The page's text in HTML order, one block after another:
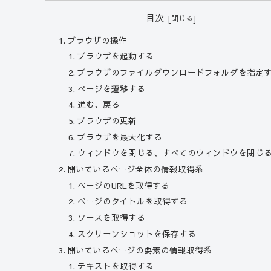
目次
ブラウザの操作
ブラウザを起動する
ブラウザのファイルダウンロードフォルダを指定
ページを遷移する
進む、戻る
ブラウザの更新
ブラウザを最大化する
ウィンドウを閉じる、すべてのウィンドウを閉じ
開いているページ全体の情報取得系
ページのURLを取得する
ページのタイトルを取得する
ソースを取得する
スクリーンショットを保存する
開いているページの要素の情報取得系
テキストを取得する